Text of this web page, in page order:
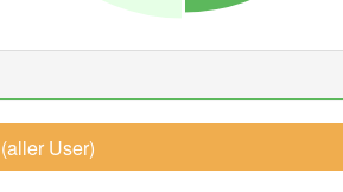
User)